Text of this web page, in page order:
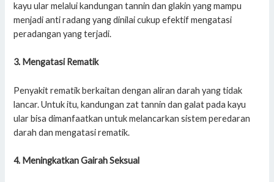
kayu ular melalui kandungan tannin dan glakin yang mampu
menjadi anti radang yang dinilai cukup efektif mengatasi
peradangan yang terjadi.
3. Mengatasi Rematik
Penyakit rematik berkaitan dengan aliran darah yang tidak
lancar. Untuk itu, kandungan zat tannin dan galat pada kayu
ular bisa dimanfaatkan untuk melancarkan sistem peredaran
darah dan mengatasi rematik.
4. Meningkatkan Gairah Seksual